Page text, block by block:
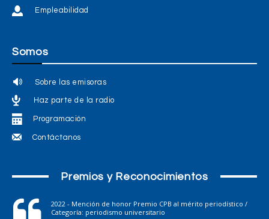
Empleabilidad
Somos
Sobre las emisoras
Haz parte de la radio
Programación
Contáctanos
Premios y Reconocimientos
2022 - Mención de honor Premio CPB al mérito periodístico /
Categoría: periodismo universitario